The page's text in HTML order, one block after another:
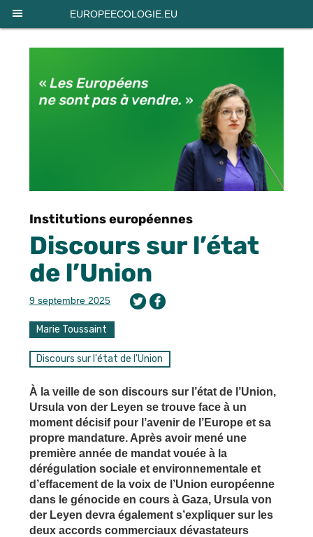
EUROPEECOLOGIE.EU
Institutions européennes
Discours sur l’état
de l’Union
9 septembre 2025
Marie Toussaint
Discours sur l'état de l'Union
À la veille de son discours sur l’état de l’Union,
Ursula von der Leyen se trouve face à un
moment décisif pour l’avenir de l’Europe et sa
propre mandature. Après avoir mené une
première année de mandat vouée à la
dérégulation sociale et environnementale et
d’effacement de la voix de l’Union européenne
dans le génocide en cours à Gaza, Ursula von
der Leyen devra également s’expliquer sur les
deux accords commerciaux dévastateurs